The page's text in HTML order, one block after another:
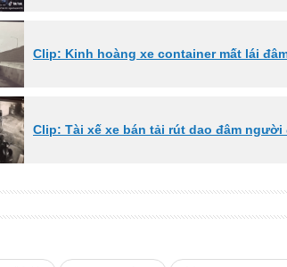
Clip: Kinh hoàng xe container mất lái
Clip: Tài xế xe bán tải rút dao đâm người